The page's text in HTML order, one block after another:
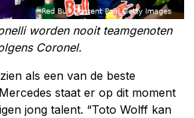
worden nooit teamgenoten
Coronel.
als een van de beste
staat er op dit moment
jong talent. “Toto Wolff kan